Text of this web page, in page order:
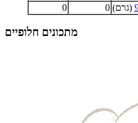
(גרם) 0
0
מתכונים חלופיים